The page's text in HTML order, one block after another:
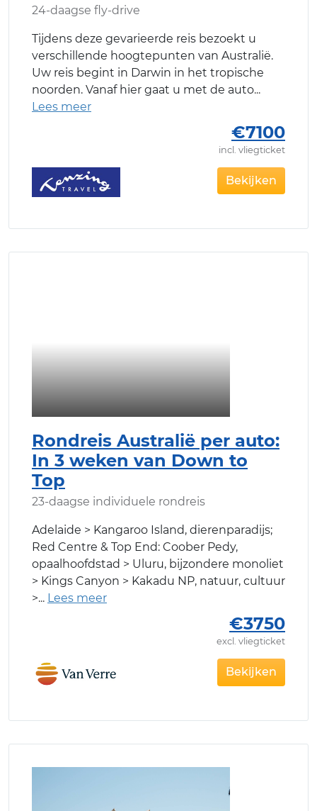
24-daagse fly-drive
Tijdens deze gevarieerde reis bezoekt u
verschillende hoogtepunten van Australië.
Uw reis begint in Darwin in het tropische
noorden. Vanaf hier gaat u met de auto
€7100
incl. vliegticket
Bekijken
Rondreis Australië per auto:
In 3 weken van Down to
Top
23-daagse individuele rondreis
Adelaide > Kangaroo Island, dierenparadijs;
Red Centre & Top End: Coober Pedy,
opaalhoofdstad > Uluru, bijzondere monoliet
> Kings Canyon > Kakadu NP, natuur, cultuur
>
€3750
excl. vliegticket
Bekijken